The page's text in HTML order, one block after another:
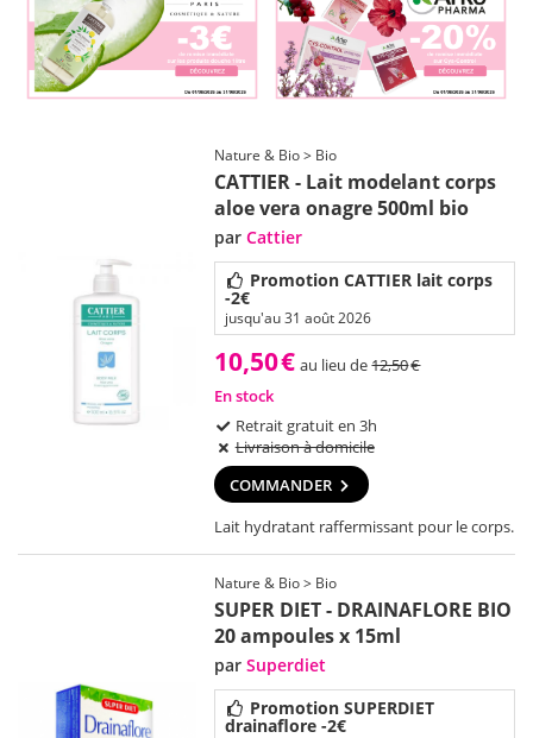
Nature & Bio > Bio
CATTIER - Lait modelant corps
aloe vera onagre 500ml bio
parCattier
Promotion CATTIER lait corps
-2€
jusqu'au 31 août 2026
10,50€ au lieu de12,50€
En stock
Retrait gratuit en 3h
Livraison à domicile
COMMANDER
Lait hydratant raffermissant pour le corps.
Nature & Bio > Bio
SUPER DIET - DRAINAFLORE BIO
20 ampoules x 15ml
parSuperdiet
Promotion SUPERDIET
drainaflore -2€